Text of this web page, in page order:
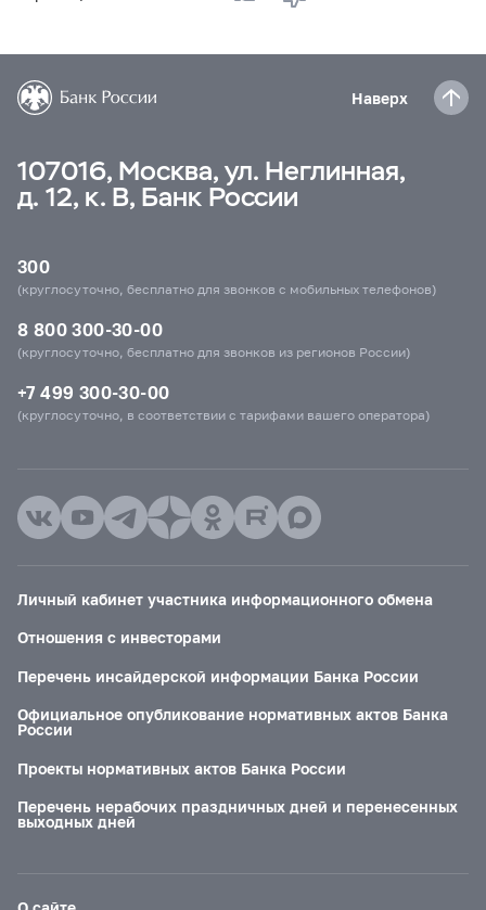
Наверх
107016, Москва, ул. Неглинная,
д. 12, к. В, Банк России
300
(круглосуточно, бесплатно для звонков с мобильных телефонов)
8 800 300-30-00
(круглосуточно, бесплатно для звонков из регионов России)
+7 499 300-30-00
(круглосуточно, в соответствии с тарифами вашего оператора)
Личный кабинет участника информационного обмена
Отношения с инвесторами
Перечень инсайдерской информации Банка России
Официальное опубликование нормативных актов Банка
России
Проекты нормативных актов Банка России
Перечень нерабочих праздничных дней и перенесенных
выходных дней